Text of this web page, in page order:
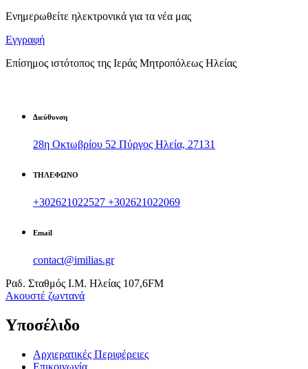
Ενημερωθείτε ηλεκτρονικά για τα νέα μας
Εγγραφή
Επίσημος ιστότοπος της Ιεράς Μητροπόλεως Ηλείας
Διεύθυνση
28η Οκτωβρίου 52 Πύργος Ηλεία, 27131
ΤΗΛΕΦΩΝΟ
+302621022527 +302621022069
Email
contact@imilias.gr
Ραδ. Σταθμός Ι.Μ. Ηλείας 107,6FM
Aκουστέ ζωντανά
Υποσέλιδο
Αρχιερατικές Περιφέρειες
Επικοινωνία